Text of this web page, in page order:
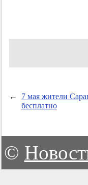
←
7 мая жители
бесплатно
©